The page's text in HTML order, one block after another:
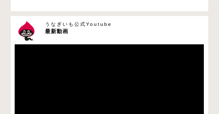
最新動画
うなぎいも公式Youtube